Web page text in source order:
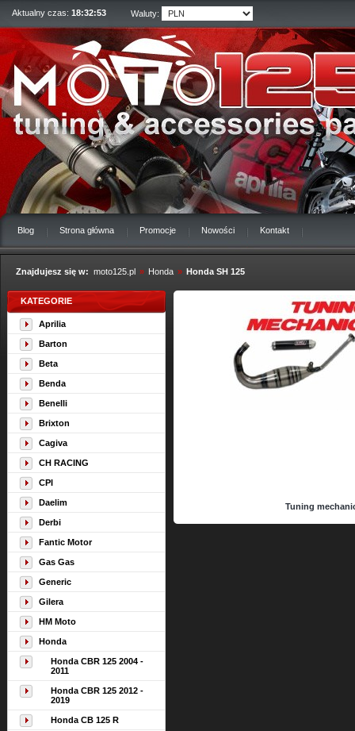
Aktualny czas: 18:32:54 Waluty:
Blog Strona główna Promocje Nowości Kontakt
Znajdujesz się w: moto125.pl » Honda » Honda SH 125
KATEGORIE
Aprilia
Barton
Beta
Benda
Benelli
Brixton
Cagiva
CH RACING
CPI
Daelim
Derbi
Fantic Motor
Gas Gas
Generic
Gilera
HM Moto
Honda
Honda CBR 125 2004 -
2011
Honda CBR 125 2012 -
2019
Honda CB 125 R
Tuning